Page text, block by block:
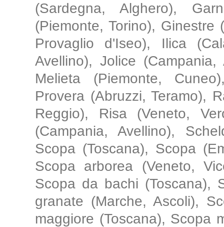
(Sardegna, Alghero),
(Piemonte, Torino), Ginestre
Provaglio d'Iseo), Ilica
Avellino), Jolice
Melieta (Piemonte,
Provera (Abruzzi, Teramo),
Reggio), Risa (Veneto,
(Campania, Avellino),
Scopa (Toscana), Scopa
Scopa arborea (Veneto,
Scopa da bachi (Toscana),
granate (Marche, Ascoli),
maggiore (Toscana), Scopa